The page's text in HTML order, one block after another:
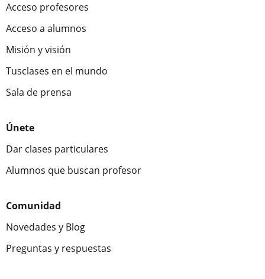
Acceso profesores
Acceso a alumnos
Misión y visión
Tusclases en el mundo
Sala de prensa
Únete
Dar clases particulares
Alumnos que buscan profesor
Comunidad
Novedades y Blog
Preguntas y respuestas